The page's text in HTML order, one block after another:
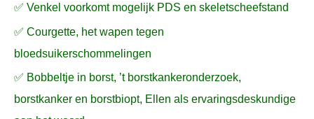
✅ Venkel voorkomt mogelijk PDS en skeletscheefstand
✅ Courgette, het wapen tegen
bloedsuikerschommelingen
✅ Bobbeltje in borst, ’t borstkankeronderzoek,
borstkanker en borstbiopt, Ellen als ervaringsdeskundige